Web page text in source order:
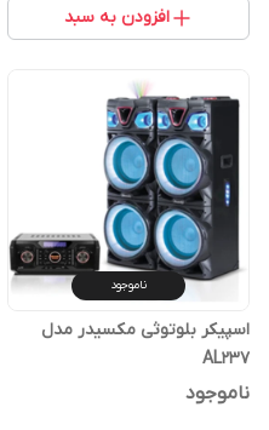
افزودن به سبد
ناموجود
اسپیکر بلوتوثی مکسیدر مدل
AL237
ناموجود